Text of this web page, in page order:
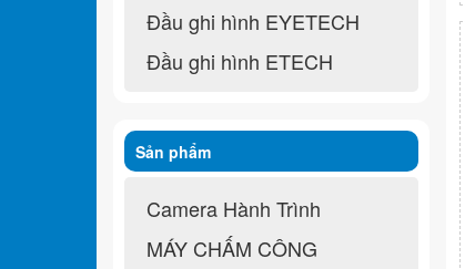
Đầu ghi hình EYETECH
Đầu ghi hình ETECH
Sản phẩm
Camera Hành Trình
MÁY CHẤM CÔNG